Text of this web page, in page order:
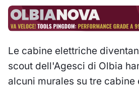
Le cabine elettriche
scout dell'Agesci di Olbia
alcuni murales su tre cabine